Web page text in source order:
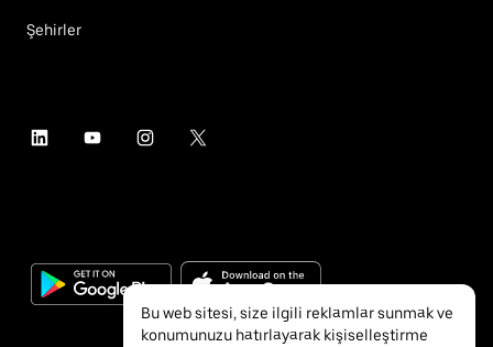
Şehirler
Bu web sitesi, size ilgili reklamlar sunmak ve
konumunuzu hatırlayarak kişiselleştirme